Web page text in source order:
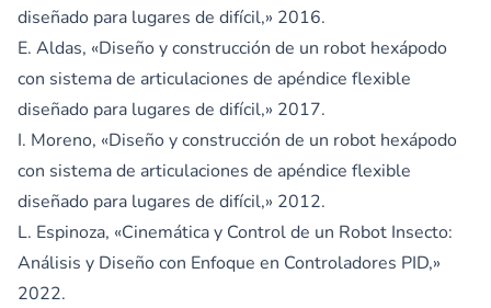
diseñado para lugares de difícil,» 2016.
E. Aldas, «Diseño y construcción de un robot hexápodo
con sistema de articulaciones de apéndice flexible
diseñado para lugares de difícil,» 2017.
I. Moreno, «Diseño y construcción de un robot hexápodo
con sistema de articulaciones de apéndice flexible
diseñado para lugares de difícil,» 2012.
L. Espinoza, «Cinemática y Control de un Robot Insecto:
Análisis y Diseño con Enfoque en Controladores PID,»
2022.